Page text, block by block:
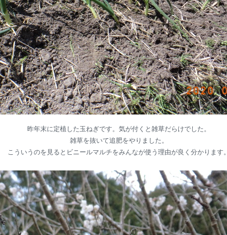
昨年末に定植した玉ねぎです。気が付くと雑草だらけでした。
雑草を抜いて追肥をやりました。
こういうのを見るとビニールマルチをみんなが使う理由が良く分かります。